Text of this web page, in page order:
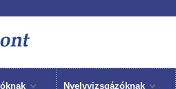
Nyelvvizsgázóknak